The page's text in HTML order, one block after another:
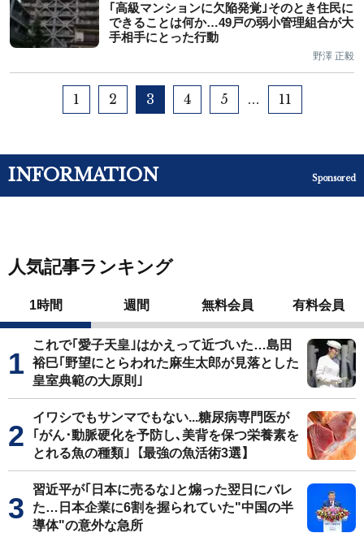
｢高級マンションに欠陥発覚｣そのとき住民に
できることは何か…49戸の弱小管理組合が大
手相手にとった行動
野澤 正毅
1 2 3 4 5 … 11
INFORMATION Sponsored
人気記事ランキング
1時間 週間 無料会員 有料会員
これで｢愛子天皇｣はかえって近づいた…島田
裕巳｢野望にとらわれた麻生太郎が見落とした
皇室典範の大原則｣
イワシでもサンマでもない...糖尿病専門医が
｢がん･動脈硬化を予防し､美背を保つ栄養素を
とれる魚の種類｣【最強の魚活術3選】
習近平が｢日本に売るな｣と煽った翌日にバレ
た…日本企業に6割を握られていた"中国の半
導体"の意外な急所